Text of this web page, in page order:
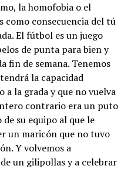
la homofobia o el
como consecuencia del tú
El fútbol es un juego
de punta para bien y
fin de semana. Tenemos
la capacidad
la grada y que no vuelva
contrario era un puto
su equipo al que le
un maricón que no tuvo
Y volvemos a
un gilipollas y a celebrar